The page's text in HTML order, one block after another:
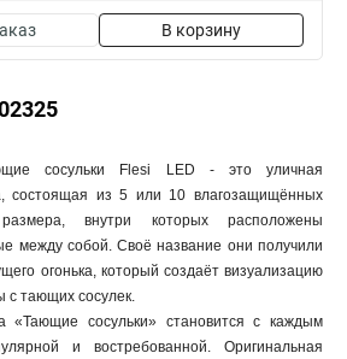
В корзину
сосульки Flesi LED - это уличная
состоящая из 5 или 10 влагозащищённых
внутри которых расположены
между собой. Своё название они получили
огонька, который создаёт визуализацию
тающих сосулек.
«Тающие сосульки» становится с каждым
и востребованной. Оригинальная